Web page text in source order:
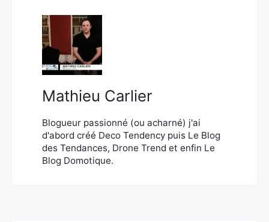
Mathieu Carlier
Blogueur passionné (ou acharné) j'ai
d'abord créé Deco Tendency puis Le Blog
des Tendances, Drone Trend et enfin Le
Blog Domotique.